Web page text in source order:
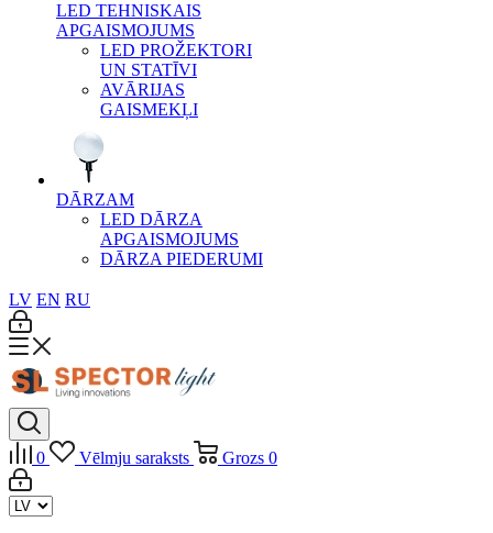
LED TEHNISKAIS
APGAISMOJUMS
LED PROŽEKTORI
UN STATĪVI
AVĀRIJAS
GAISMEKĻI
DĀRZAM
LED DĀRZA
APGAISMOJUMS
DĀRZA PIEDERUMI
LV EN RU
0 Vēlmju saraksts Grozs 0